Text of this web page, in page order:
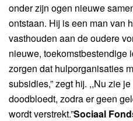
onder zijn ogen nieuwe
ontstaan. Hij is een man van
vasthouden aan de oudere
nieuwe, toekomstbestendige
zorgen dat hulporganisaties
subsidies,” zegt hij. ,,Nu zie
doodbloedt, zodra er geen
wordt verstrekt.”Sociaal